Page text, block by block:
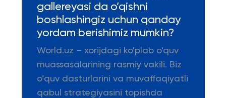
gallereyasi da o’qishni
boshlashingiz uchun qanday
yordam berishimiz mumkin?
World.uz – xorijdagi ko'plab o'quv
muassasalarining rasmiy vakili. Biz
o’quv dasturlarini va muvaffaqiyatli
qabul strategiyasini topishda